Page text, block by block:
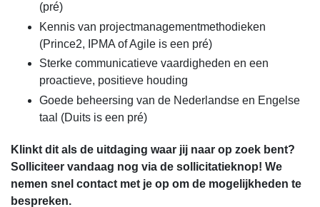
(pré)
Kennis van projectmanagementmethodieken
(Prince2, IPMA of Agile is een pré)
Sterke communicatieve vaardigheden en een
proactieve, positieve houding
Goede beheersing van de Nederlandse en Engelse
taal (Duits is een pré)
Klinkt dit als de uitdaging waar jij naar op zoek bent?
Solliciteer vandaag nog via de sollicitatieknop! We
nemen snel contact met je op om de mogelijkheden te
bespreken.